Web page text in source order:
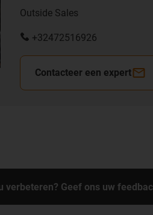
Outside Sales
+32472516926
Contacteer een expert
verbeteren? Geef ons uw